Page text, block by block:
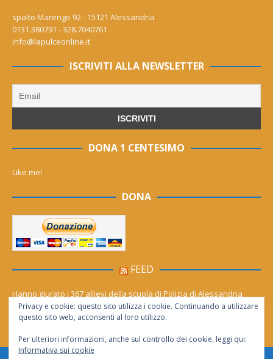
spalto Marengo 92 - 15121 Alessandria
0131.380791 - 328.7040761
info@lapulceonline.it
ISCRIVITI ALLA NEWSLETTER
DONA 1 CENTESIMO
Like me!
DONA
FEED
Hanno giurato i 367 allievi della scuola di Polizia di Alessandria
Cinema (gratis) sotto le stelle per tutto agosto. Il calendario dei film
Privacy e cookie: questo sito utilizza i cookie. Continuando a utilizzare
questo sito web, acconsenti al loro utilizzo.
Per ulteriori informazioni, anche sul controllo dei cookie, leggi qui:
Informativa sui cookie